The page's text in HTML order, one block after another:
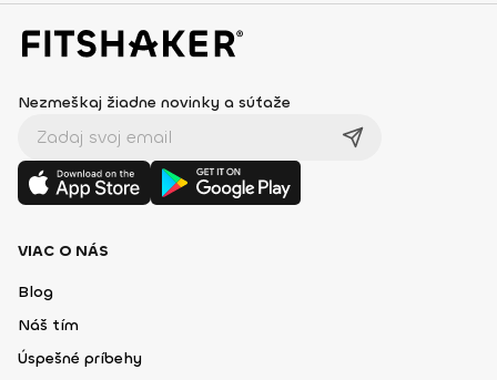
Nezmeškaj žiadne novinky a súťaže
VIAC O NÁS
Blog
Náš tím
Úspešné príbehy